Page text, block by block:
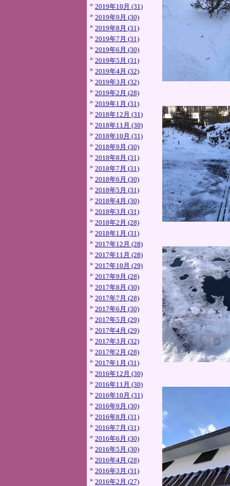
2019年10月 (31)
2019年9月 (30)
2019年8月 (31)
2019年7月 (31)
2019年6月 (30)
2019年5月 (31)
2019年4月 (32)
2019年3月 (32)
2019年2月 (28)
2019年1月 (31)
2018年12月 (31)
2018年11月 (30)
2018年10月 (31)
2018年9月 (30)
2018年8月 (31)
2018年7月 (31)
2018年6月 (30)
2018年5月 (31)
2018年4月 (30)
2018年3月 (31)
2018年2月 (28)
2018年1月 (31)
2017年12月 (28)
2017年11月 (28)
2017年10月 (29)
2017年9月 (28)
2017年8月 (30)
2017年7月 (28)
2017年6月 (30)
2017年5月 (29)
2017年4月 (29)
2017年3月 (32)
2017年2月 (28)
2017年1月 (31)
2016年12月 (30)
2016年11月 (30)
2016年10月 (31)
2016年9月 (30)
2016年8月 (31)
2016年7月 (31)
2016年6月 (30)
2016年5月 (30)
2016年4月 (28)
2016年3月 (31)
2016年2月 (27)